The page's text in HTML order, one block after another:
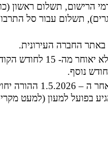
לאחר 15.8.2025, לא יוחזר דמי הרישום,
תשלום עבור סל
באתר החברה העירונית.
במקרה של ביטול פעילות במעון עד ליום 1.5.2026
נוסף.
במקרה של ביטול השתתפות במעון (כולל
בפועל למעון (למעט